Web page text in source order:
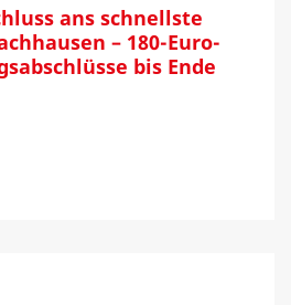
ans schnellste
– 180-Euro-
bis Ende